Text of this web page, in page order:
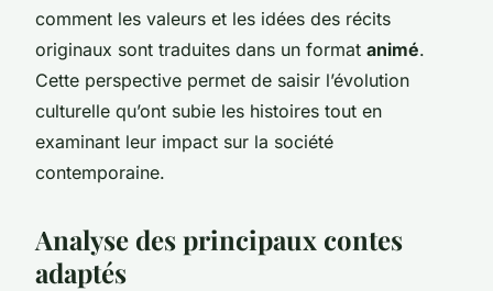
comment les valeurs et les idées des récits
originaux sont traduites dans un format animé.
Cette perspective permet de saisir l’évolution
culturelle qu’ont subie les histoires tout en
examinant leur impact sur la société
contemporaine.
Analyse des principaux contes
adaptés